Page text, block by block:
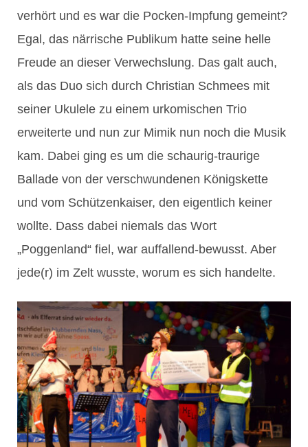
verhört und es war die Pocken-Impfung gemeint?
Egal, das närrische Publikum hatte seine helle
Freude an dieser Verwechslung. Das galt auch,
als das Duo sich durch Christian Schmees mit
seiner Ukulele zu einem urkomischen Trio
erweiterte und nun zur Mimik nun noch die Musik
kam. Dabei ging es um die schaurig-traurige
Ballade von der verschwundenen Königskette
und vom Schützenkaiser, den eigentlich keiner
wollte. Dass dabei niemals das Wort
„Poggenland“ fiel, war auffallend-bewusst. Aber
jede(r) im Zelt wusste, worum es sich handelte.